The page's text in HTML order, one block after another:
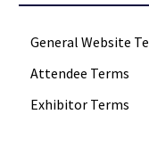
General Website
Attendee Terms
Exhibitor Terms